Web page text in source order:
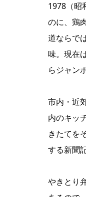
1978（昭
のに、鶏
道ならで
味。現在
らジャン
市内・近
内のキッ
きたてを
する新聞
やきとり